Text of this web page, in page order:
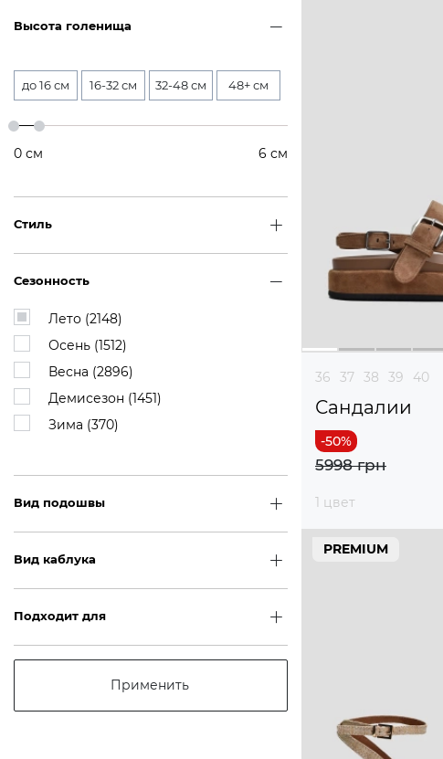
Высота голенища
до 16 см 16-32 см 32-48 см 48+ см
0 см 6 см
Стиль
Сезонность
Лето (2148)
Осень (1512)
Весна (2896)
Демисезон (1451)
Зима (370)
Вид подошвы
Вид каблука
Подходит для
Применить
36 37 38 39 40
Сандалии
5998 грн
1 цвет
PREMIUM